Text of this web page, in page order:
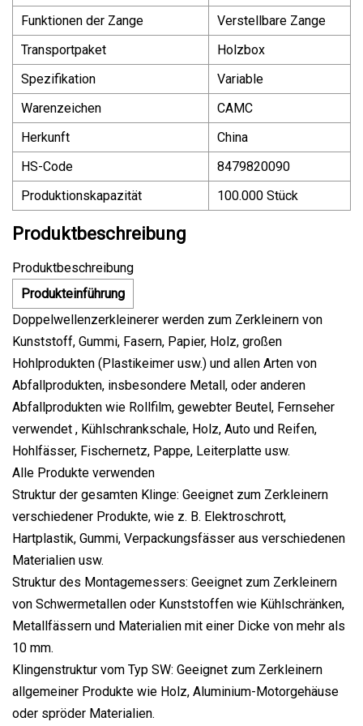
Funktionen der Zange
Verstellbare Zange
Transportpaket
Holzbox
Spezifikation
Variable
Warenzeichen
CAMC
Herkunft
China
HS-Code
8479820090
Produktionskapazität
100.000 Stück
Produktbeschreibung
Produktbeschreibung
Produkteinführung
Doppelwellenzerkleinerer werden zum Zerkleinern von
Kunststoff, Gummi, Fasern, Papier, Holz, großen
Hohlprodukten (Plastikeimer usw.) und allen Arten von
Abfallprodukten, insbesondere Metall, oder anderen
Abfallprodukten wie Rollfilm, gewebter Beutel, Fernseher
verwendet , Kühlschrankschale, Holz, Auto und Reifen,
Hohlfässer, Fischernetz, Pappe, Leiterplatte usw.
Alle Produkte verwenden
Struktur der gesamten Klinge: Geeignet zum Zerkleinern
verschiedener Produkte, wie z. B. Elektroschrott,
Hartplastik, Gummi, Verpackungsfässer aus verschiedenen
Materialien usw.
Struktur des Montagemessers: Geeignet zum Zerkleinern
von Schwermetallen oder Kunststoffen wie Kühlschränken,
Metallfässern und Materialien mit einer Dicke von mehr als
10 mm.
Klingenstruktur vom Typ SW: Geeignet zum Zerkleinern
allgemeiner Produkte wie Holz, Aluminium-Motorgehäuse
oder spröder Materialien.